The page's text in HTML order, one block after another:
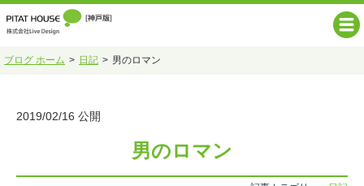
ブログ ホーム 日記 男のロマン
2019/02/16 公開
男のロマン